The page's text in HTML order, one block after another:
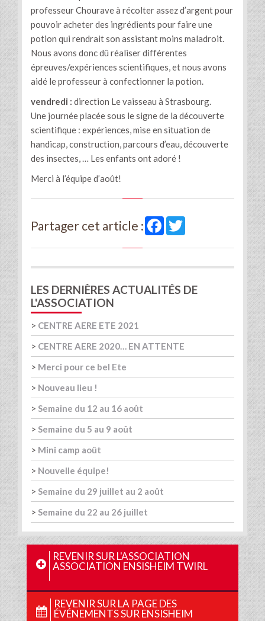
professeur Chourave à récolter assez d’argent pour
pouvoir acheter des ingrédients pour faire une
potion qui rendrait son assistant moins maladroit.
Nous avons donc dû réaliser différentes
épreuves/expériences scientifiques, et nous avons
aidé le professeur à confectionner la potion.
vendredi : direction Le vaisseau à Strasbourg.
Une journée placée sous le signe de la découverte
scientifique : expériences, mise en situation de
handicap, construction, parcours d’eau, découverte
des insectes, … Les enfants ont adoré !
Merci à l’équipe d’août!
Partager cet article : Facebook
LES DERNIÈRES ACTUALITÉS DE
L'ASSOCIATION
> CENTRE AERE ETE 2021
> CENTRE AERE 2020… EN ATTENTE
> Merci pour ce bel Ete
> Nouveau lieu !
> Semaine du 12 au 16 août
> Semaine du 5 au 9 août
> Mini camp août
> Nouvelle équipe!
> Semaine du 29 juillet au 2 août
> Semaine du 22 au 26 juillet
REVENIR SUR L'ASSOCIATION
ASSOCIATION ENSISHEIM TWIRL
REVENIR SUR LA PAGE DES
ÉVÉNEMENTS SUR ENSISHEIM